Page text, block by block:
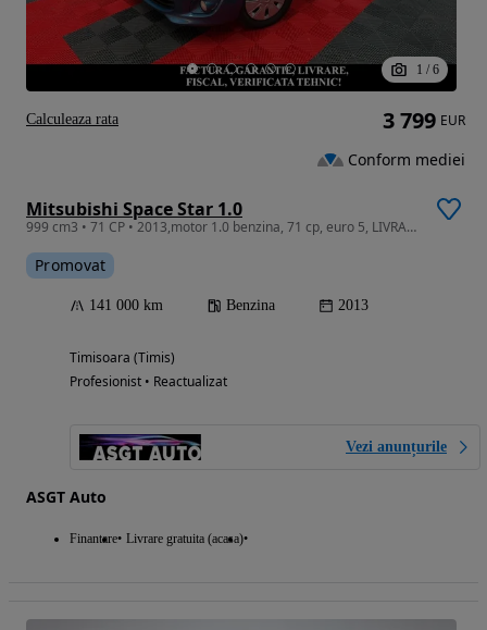
1 / 6
Mitsubishi Space Star 1.0
999 cm3 • 71 CP • 2013,motor 1.0 benzina, 71 cp, euro 5, LIVRARE GRATUITA, GARANTIE
Promovat
141 000 km Benzina 2013
Timisoara (Timis)
Profesionist • Reactualizat
Vezi anunțurile
ASGT Auto
Finantare Livrare gratuita (acasa)
3 799 EUR
Conform mediei
Calculeaza rata